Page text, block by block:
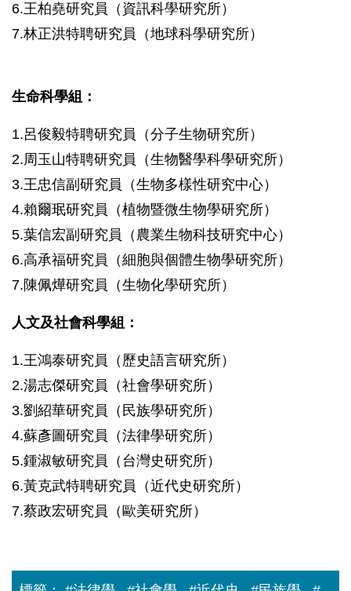
6.王柏堯研究員（資訊科學研究所）
7.林正洪特聘研究員（地球科學研究所）
生命科學組：
1.呂俊毅特聘研究員（分子生物研究所）
2.周玉山特聘研究員（生物醫學科學研究所）
3.王忠信副研究員（生物多樣性研究中心）
4.賴爾珉研究員（植物暨微生物學研究所）
5.葉信宏副研究員（農業生物科技研究中心）
6.高承福研究員（細胞與個體生物學研究所）
7.陳佩燁研究員（生物化學研究所）
人文及社會科學組：
1.王鴻泰研究員（歷史語言研究所）
2.湯志傑研究員（社會學研究所）
3.劉紹華研究員（民族學研究所）
4.蘇彥圖研究員（法律學研究所）
5.鍾淑敏研究員（台灣史研究所）
6.黃克武特聘研究員（近代史研究所）
7.蔡政宏研究員（歐美研究所）